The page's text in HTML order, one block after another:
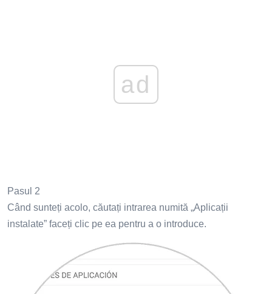
ad
Pasul 2
Când sunteți acolo, căutați intrarea numită „Aplicații
instalate” faceți clic pe ea pentru a o introduce.